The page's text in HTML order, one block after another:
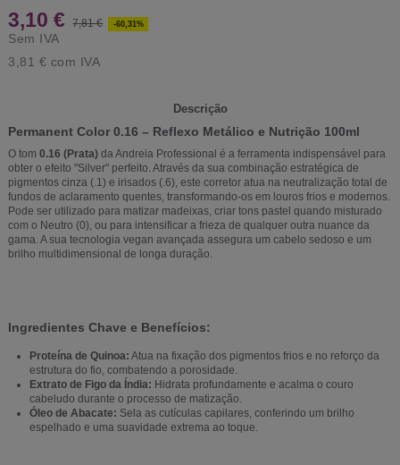
3,10 € 7,81 € -60,31%
Sem IVA
3,81 € com IVA
Descrição
Permanent Color 0.16 – Reflexo Metálico e Nutrição 100ml
O tom 0.16 (Prata) da Andreia Professional é a ferramenta indispensável para
obter o efeito "Silver" perfeito. Através da sua combinação estratégica de
pigmentos cinza (.1) e irisados (.6), este corretor atua na neutralização total de
fundos de aclaramento quentes, transformando-os em louros frios e modernos.
Pode ser utilizado para matizar madeixas, criar tons pastel quando misturado
com o Neutro (0), ou para intensificar a frieza de qualquer outra nuance da
gama. A sua tecnologia vegan avançada assegura um cabelo sedoso e um
brilho multidimensional de longa duração.
Ingredientes Chave e Benefícios:
Proteína de Quinoa: Atua na fixação dos pigmentos frios e no reforço da
estrutura do fio, combatendo a porosidade.
Extrato de Figo da Índia: Hidrata profundamente e acalma o couro
cabeludo durante o processo de matização.
Óleo de Abacate: Sela as cutículas capilares, conferindo um brilho
espelhado e uma suavidade extrema ao toque.